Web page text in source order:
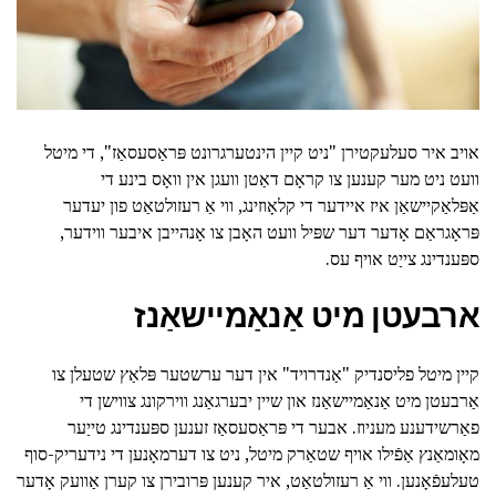
אויב איר סעלעקטירן "ניט קיין הינטערגרונט פּראַסעסאַז", די מיטל
וועט ניט מער קענען צו קראָם דאַטן וועגן אין וואָס בינע די
אַפּלאַקיישאַן איז איידער די קלאָוזינג, ווי אַ רעזולטאַט פון יעדער
פּראָגראַם אָדער דער שפּיל וועט האָבן צו אָנהייבן איבער ווידער,
ספּענדינג צייַט אויף עס.
ארבעטן מיט אַנאַמיישאַנז
קיין מיטל פליסנדיק "אַנדרויד" אין דער ערשטער פּלאַץ שטעלן צו
אַרבעטן מיט אַנאַמיישאַנז און שיין יבערגאַנג ווירקונג צווישן די
פאַרשידענע מעניוז. אבער די פּראַסעסאַז זענען ספּענדינג טייַער
מאָומאַנץ אַפֿילו אויף שטאַרק מיטל, ניט צו דערמאָנען די נידעריק-סוף
טעלעפֿאָנען. ווי אַ רעזולטאַט, איר קענען פּרובירן צו קערן אַוועק אָדער